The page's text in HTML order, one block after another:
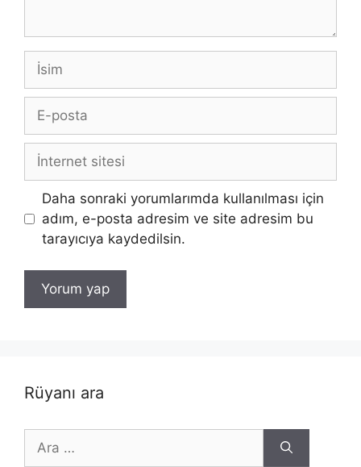
İsim
posta
İnternet
Daha sonraki yorumlarımda kullanılması için
adım, e-posta adresim ve site adresim bu
tarayıcıya kaydedilsin.
Rüyanı ara
ara